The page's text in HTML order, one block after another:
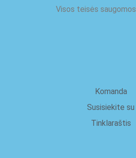
Visos teisės saugomos
Komanda
Susisiekite su
Tinklaraštis